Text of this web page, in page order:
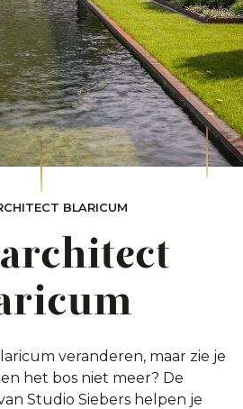
BLARICUM
veranderen, maar zie je
het bos niet meer? De
Studio Siebers helpen je